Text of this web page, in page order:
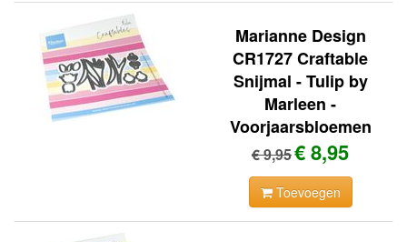
Marianne Design
CR1727 Craftable
Snijmal - Tulip by
Marleen -
Voorjaarsbloemen
€ 9,95€ 8,95
Toevoegen